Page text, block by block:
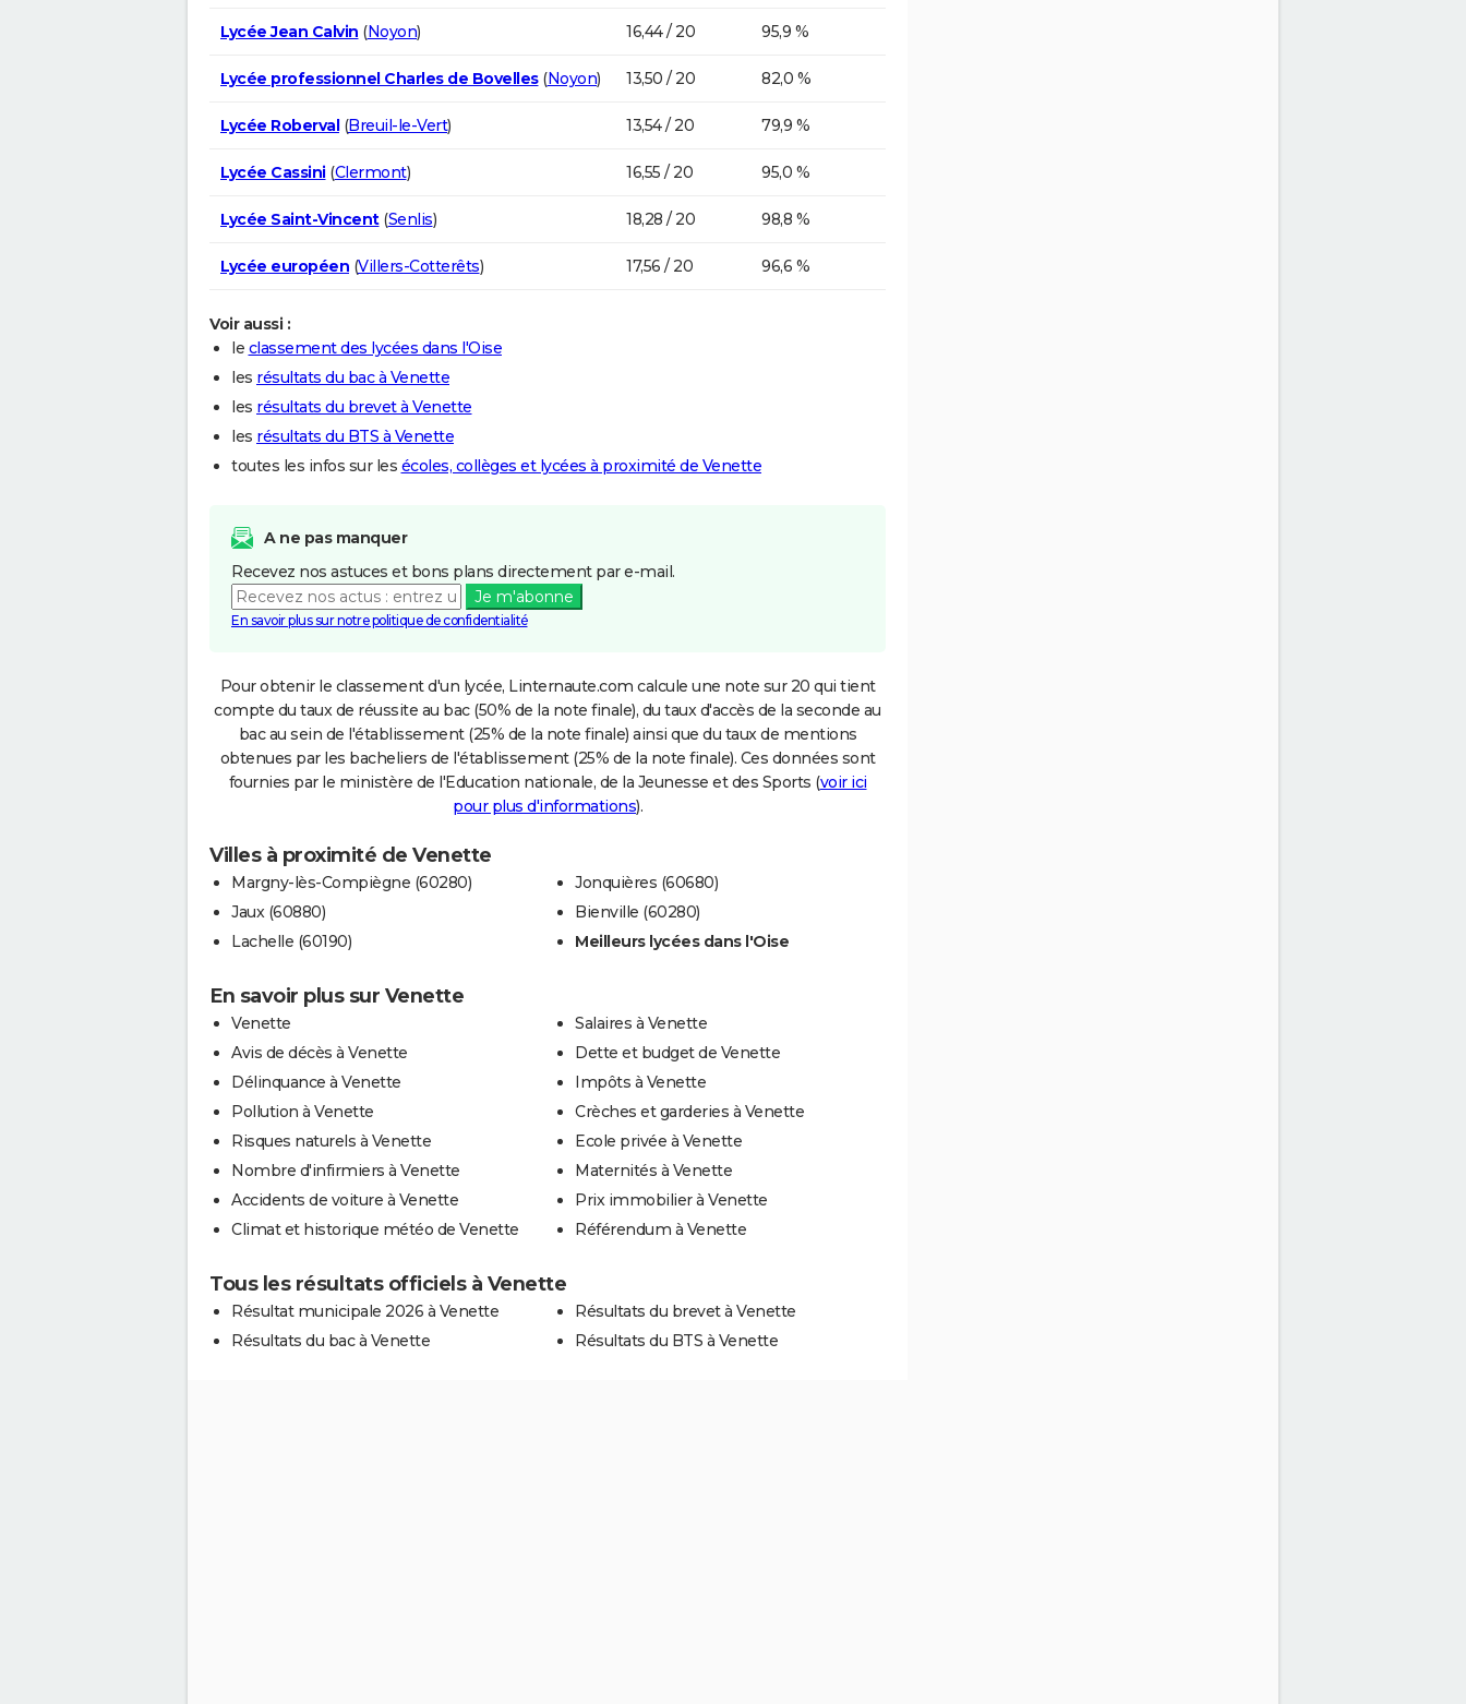
Lycée Jean Calvin (Noyon) 16,44 / 20 95,9 %
Lycée professionnel Charles de Bovelles(Noyon) 13,50 / 20 82,0 %
Lycée Roberval(Breuil-le-Vert) 13,54 / 20 79,9 %
Lycée Cassini(Clermont) 16,55 / 20 95,0 %
Lycée Saint-Vincent(Senlis) 18,28 / 20 98,8 %
Lycée européen (Villers-Cotterêts) 17,56 / 20 96,6 %
Voir aussi :
le classement des lycées dans l'Oise
les résultats du bac à Venette
les résultats du brevet à Venette
les résultats du BTS à Venette
toutes les infos sur les écoles, collèges et lycées à proximité de Venette
A ne pas manquer
Recevez nos astuces et bons plans directement par e-mail.
Je m'abonne
En savoir plus sur notre politique de confidentialité
Pour obtenir le classement d'un lycée, Linternaute.com calcule une note sur 20 qui tient
compte du taux de réussite au bac (50% de la note finale), du taux d'accès de la seconde au
bac au sein de l'établissement (25% de la note finale) ainsi que du taux de mentions
obtenues par les bacheliers de l'établissement (25% de la note finale). Ces données sont
fournies par le ministère de l'Education nationale, de la Jeunesse et des Sports (voir ici
pour plus d'informations).
Villes à proximité de Venette
Margny-lès-Compiègne (60280)
Jaux (60880)
Lachelle (60190)
Jonquières (60680)
Bienville (60280)
Meilleurs lycées dans l'Oise
En savoir plus sur Venette
Venette
Avis de décès à Venette
Délinquance à Venette
Pollution à Venette
Risques naturels à Venette
Nombre d'infirmiers à Venette
Accidents de voiture à Venette
Climat et historique météo de Venette
Salaires à Venette
Dette et budget de Venette
Impôts à Venette
Crèches et garderies à Venette
Ecole privée à Venette
Maternités à Venette
Prix immobilier à Venette
Référendum à Venette
Tous les résultats officiels à Venette
Résultat municipale 2026 à Venette
Résultats du bac à Venette
Résultats du brevet à Venette
Résultats du BTS à Venette